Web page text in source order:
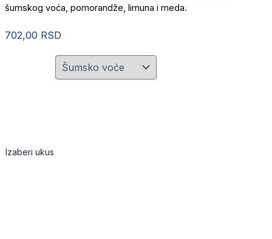
šumskog voća, pomorandže, limuna i meda.
702,00 RSD
Izaberi ukus